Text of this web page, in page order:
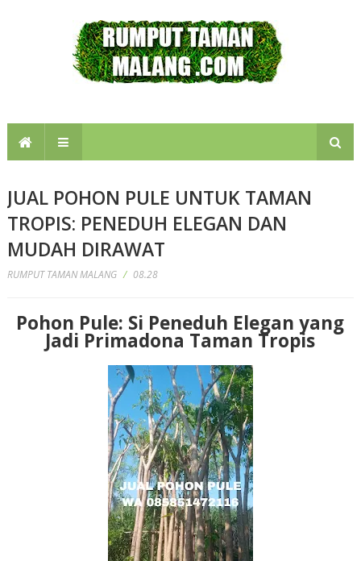
JUAL POHON PULE UNTUK TAMAN
TROPIS: PENEDUH ELEGAN DAN
MUDAH DIRAWAT
RUMPUT TAMAN MALANG / 08.28
Pohon Pule: Si Peneduh Elegan yang
Jadi Primadona Taman Tropis